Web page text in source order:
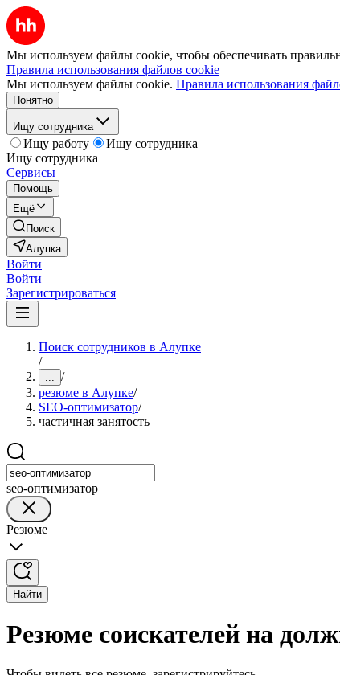
Мы используем файлы cookie, чтобы обеспечивать
Правила использования файлов cookie
Мы используем файлы cookie. Правила использования
Понятно
Ищу сотрудника
Ищу работу
Ищу сотрудника
Ищу сотрудника
Сервисы
Помощь
Ещё
Поиск
Алупка
Войти
Войти
Зарегистрироваться
Поиск сотрудников в Алупке
/
... /
резюме в Алупке/
SEO-оптимизатор/
частичная занятость
seo-оптимизатор
Резюме
Найти
Резюме соискателей на